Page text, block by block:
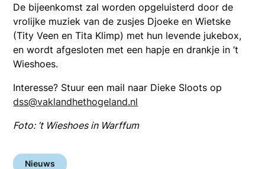
De bijeenkomst zal worden opgeluisterd door de
vrolijke muziek van de zusjes Djoeke en Wietske
(Tity Veen en Tita Klimp) met hun levende jukebox,
en wordt afgesloten met een hapje en drankje in ’t
Wieshoes.
Interesse? Stuur een mail naar Dieke Sloots op
dss@vaklandhethogeland.nl
Foto: ’t Wieshoes in Warffum
Nieuws